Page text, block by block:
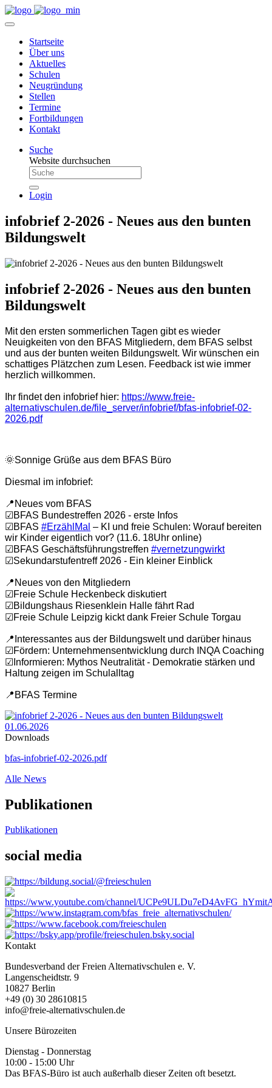
Startseite
Über uns
Aktuelles
Schulen
Neugründung
Stellen
Termine
Fortbildungen
Kontakt
Suche
Website durchsuchen
Login
infobrief 2-2026 - Neues aus den bunten
Bildungswelt
infobrief 2-2026 - Neues aus den bunten
Bildungswelt
Mit den ersten sommerlichen Tagen gibt es wieder
Neuigkeiten von den BFAS Mitgliedern, dem BFAS selbst
und aus der bunten weiten Bildungswelt. Wir wünschen ein
schattiges Plätzchen zum Lesen. Feedback ist wie immer
herzlich willkommen.
Ihr findet den infobrief hier: https://www.freie-
alternativschulen.de/file_server/infobrief/bfas-infobrief-02-
2026.pdf
🌞Sonnige Grüße aus dem BFAS Büro
Diesmal im infobrief:
📍Neues vom BFAS
☑BFAS Bundestreffen 2026 - erste Infos
☑BFAS #ErzählMal – KI und freie Schulen: Worauf bereiten
wir Kinder eigentlich vor? (11.6. 18Uhr online)
☑BFAS Geschäftsführungstreffen #vernetzungwirkt
☑Sekundarstufentreff 2026 - Ein kleiner Einblick
📍Neues von den Mitgliedern
☑Freie Schule Heckenbeck diskutiert
☑Bildungshaus Riesenklein Halle fährt Rad
☑Freie Schule Leipzig kickt dank Freier Schule Torgau
📍Interessantes aus der Bildungswelt und darüber hinaus
☑Fördern: Unternehmensentwicklung durch INQA Coaching
☑Informieren: Mythos Neutralität - Demokratie stärken und
Haltung zeigen im Schulalltag
📍BFAS Termine
01.06.2026
Downloads
bfas-infobrief-02-2026.pdf
Alle News
Publikationen
Publikationen
social media
Kontakt
Bundesverband der Freien Alternativschulen e. V.
Langenscheidtstr. 9
10827 Berlin
+49 (0) 30 28610815
info@freie-alternativschulen.de
Unsere Bürozeiten
Dienstag - Donnerstag
10:00 - 15:00 Uhr
Das BFAS-Büro ist auch außerhalb dieser Zeiten oft besetzt.